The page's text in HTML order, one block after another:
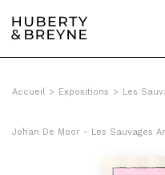
Accueil > Expositions > Les
Johan De Moor - Les Sauvages